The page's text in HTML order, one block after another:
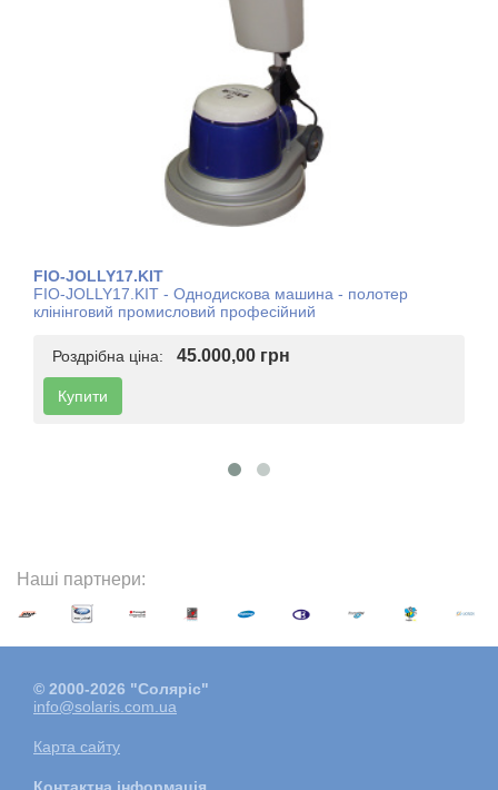
FIO-JOLLY17.KIT
FIO-JOLLY17.KIT - Однодискова машина - полотер
клінінговий промисловий професійний
Роздрібна ціна: 45.000,00 грн
Купити
Наші партнери:
© 2000-2026 "Соляріс"
info@solaris.com.ua
Карта сайту